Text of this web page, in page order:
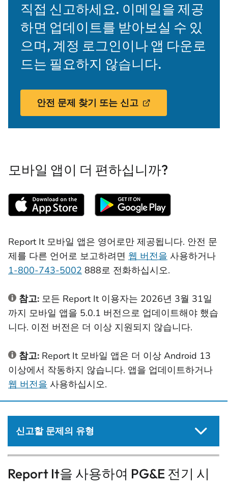
직접 신고하세요. 이메일을 제공
하면 업데이트를 받아보실 수 있
으며, 계정 로그인이나 앱 다운로
드는 필요하지 않습니다.
안전 문제 찾기 또는 신고
모바일 앱이 더 편하십니까?
Report It 모바일 앱은 영어로만 제공됩니다. 안전 문
제를 다른 언어로 보고하려면 웹 버전을 사용하거나
1-800-743-5002 888로 전화하십시오.
참고: 모든 Report It 이용자는 2026년 3월 31일
까지 모바일 앱을 5.0.1 버전으로 업데이트해야 했습
니다. 이전 버전은 더 이상 지원되지 않습니다.
참고: Report It 모바일 앱은 더 이상 Android 13
이상에서 작동하지 않습니다. 앱을 업데이트하거나
웹 버전을 사용하십시오.
신고할 문제의 유형
Report It을 사용하여 PG&E 전기 시